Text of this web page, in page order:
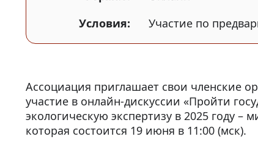
Условия:
Участие по
Ассоциация приглашает свои членские
участие в онлайн-дискуссии «Пройти
экологическую экспертизу в 2025 году –
которая состоится 19 июня в 11:00 (мск).